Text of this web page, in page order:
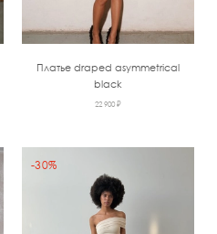
Платье draped asymmetrical
black
22 900 ₽
-30%